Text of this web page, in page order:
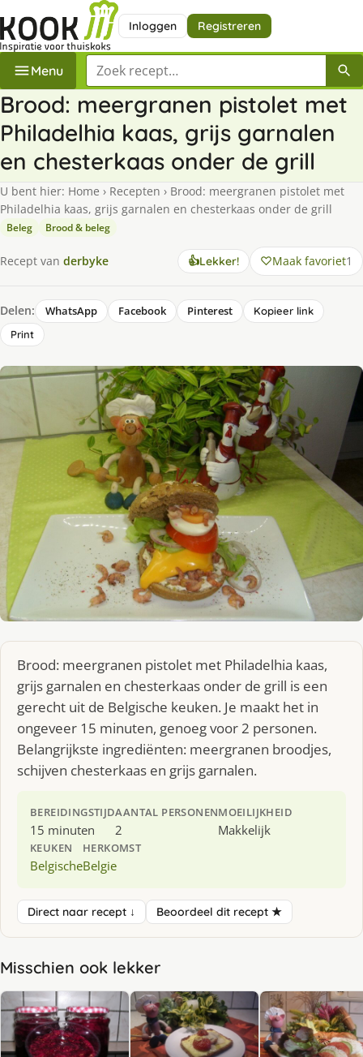
Inloggen Registreren
Menu Zoek een recept
Brood: meergranen pistolet met
Philadelhia kaas, grijs garnalen
en chesterkaas onder de grill
U bent hier: Home › Recepten › Brood: meergranen pistolet met
Philadelhia kaas, grijs garnalen en chesterkaas onder de grill
Beleg Brood & beleg
Recept van derbyke 👍Lekker! Maak favoriet1
Delen: WhatsApp Facebook Pinterest
Kopieer link
Print
Brood: meergranen pistolet met Philadelhia kaas,
grijs garnalen en chesterkaas onder de grill is een
gerecht uit de Belgische keuken. Je maakt het in
ongeveer 15 minuten, genoeg voor 2 personen.
Belangrijkste ingrediënten: meergranen broodjes,
schijven chesterkaas en grijs garnalen.
BEREIDINGSTIJD
15 minuten
AANTAL PERSONEN
2
MOEILIJKHEID
Makkelijk
KEUKEN
Belgische
HERKOMST
Belgie
Direct naar recept ↓ Beoordeel dit recept ★
Misschien ook lekker